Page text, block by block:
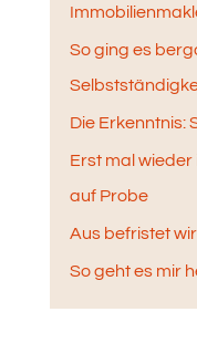
So ging es
Die Erkenntnis:
Erst mal
auf Probe
Aus befristet
So geht es mir